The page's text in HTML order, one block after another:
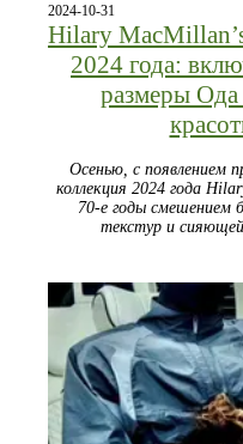
2024-10-31
Hilary
2024 года:
размеры
Осенью, с появлением
коллекция 2024 года
70-е годы смешением
текстур и сияющей